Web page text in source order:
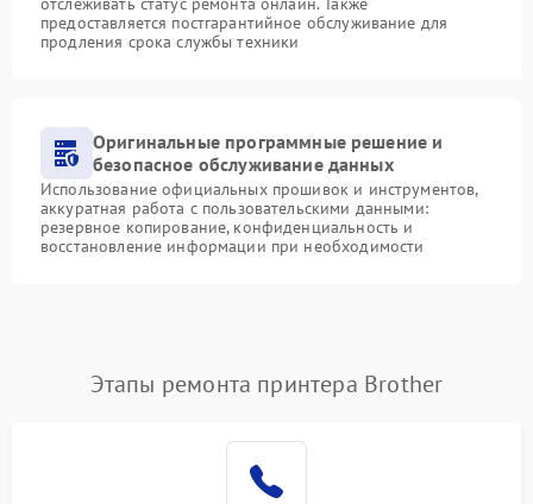
предоставляется постгарантийное обслуживание для
продления срока службы техники
Оригинальные программные решение и
безопасное обслуживание данных
Использование официальных прошивок и инструментов,
аккуратная работа с пользовательскими данными:
резервное копирование, конфиденциальность и
восстановление информации при необходимости
Этапы ремонта принтера Brother